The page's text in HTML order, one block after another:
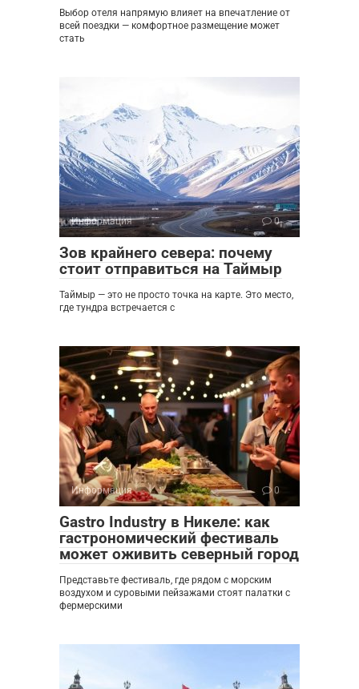
Выбор отеля напрямую влияет на впечатление от
всей поездки — комфортное размещение может
стать
Информация 0
Зов крайнего севера: почему
стоит отправиться на Таймыр
Таймыр — это не просто точка на карте. Это место,
где тундра встречается с
Информация 0
Gastro Industry в Никеле: как
гастрономический фестиваль
может оживить северный город
Представьте фестиваль, где рядом с морским
воздухом и суровыми пейзажами стоят палатки с
фермерскими